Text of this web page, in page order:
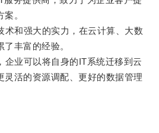
。
和强大的实力，在云计算、大数
丰富的经验。
业可以将自身的IT系统迁移到云
灵活的资源调配、更好的数据管理